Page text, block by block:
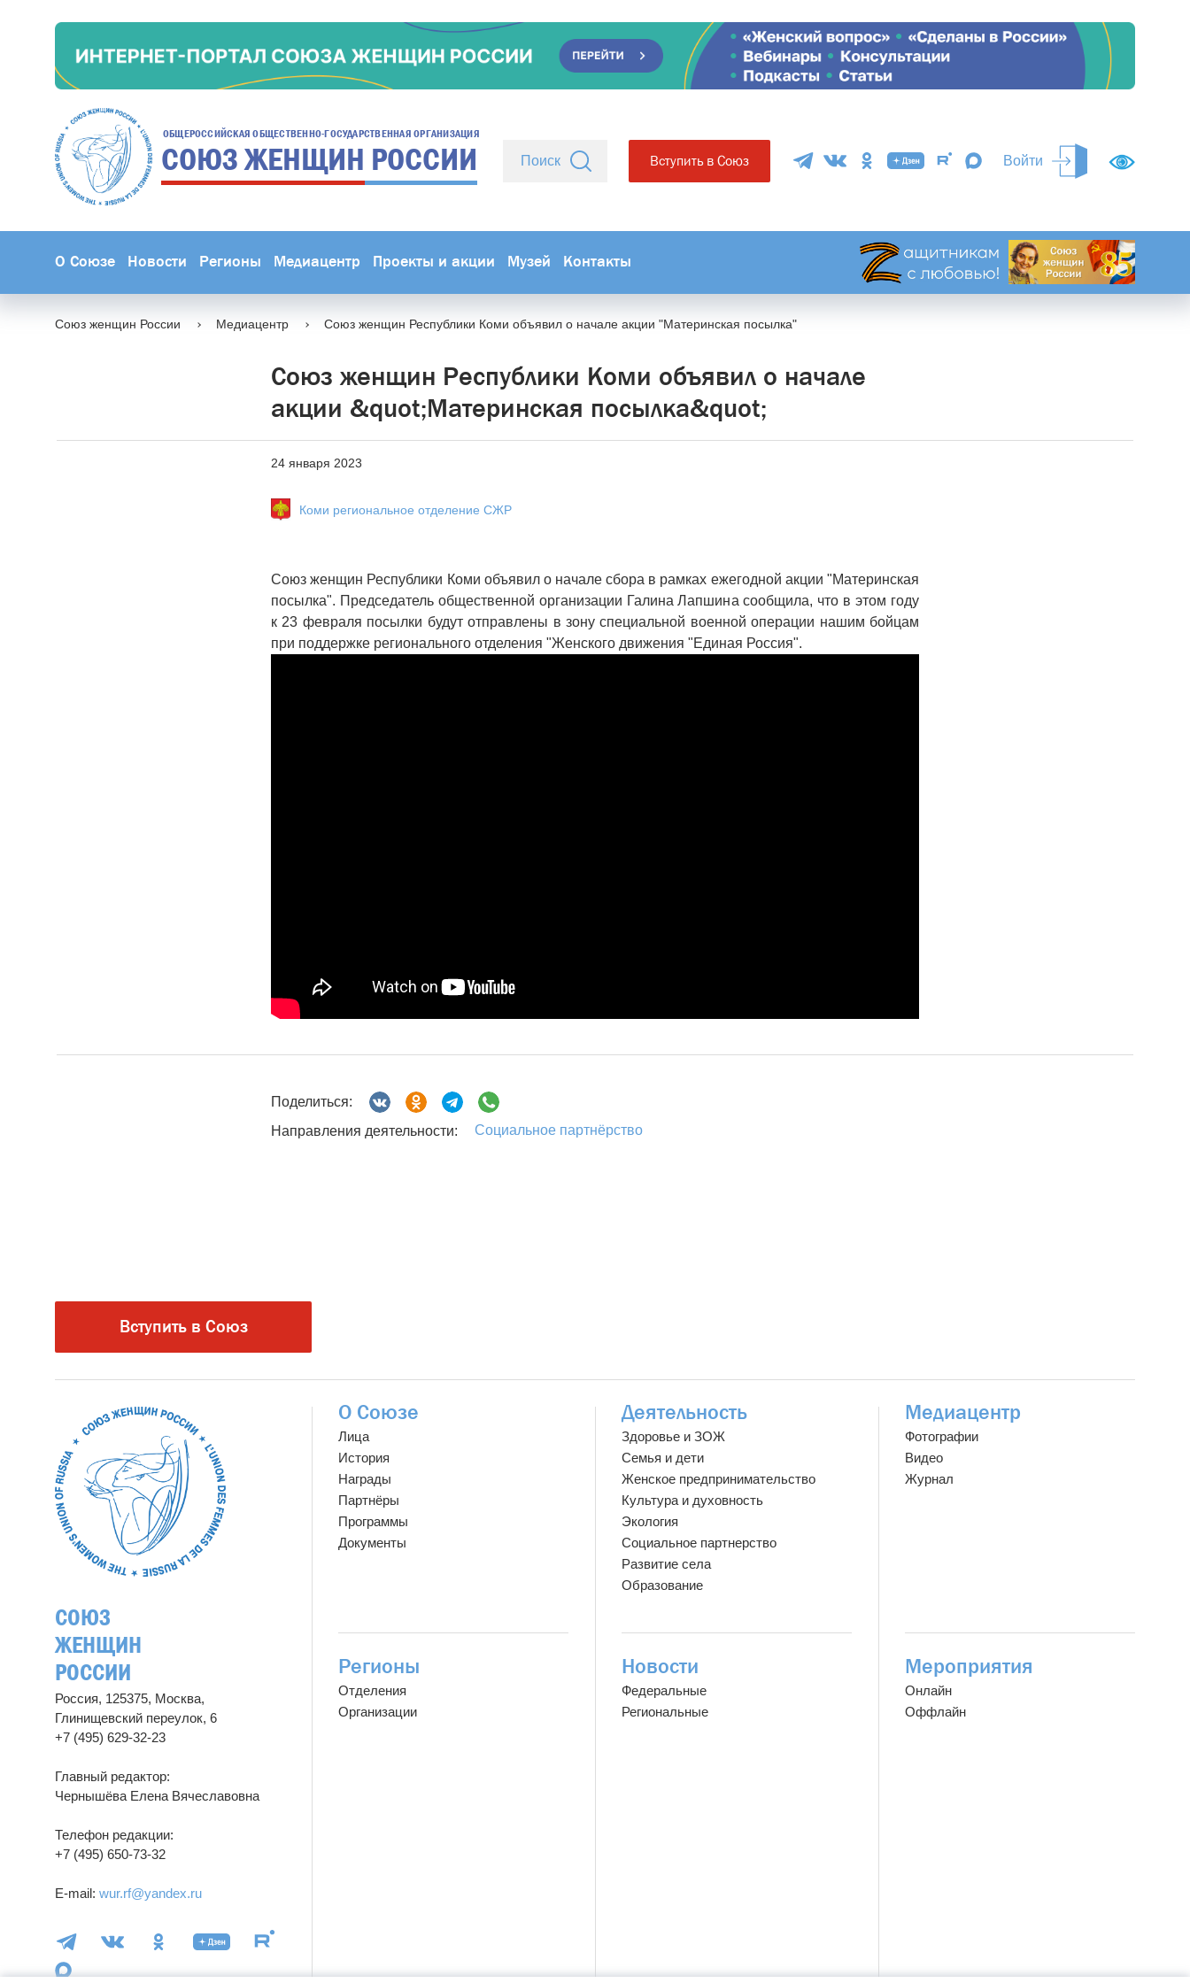
ОБЩЕРОССИЙСКАЯ ОБЩЕСТВЕННО-ГОСУДАРСТВЕННАЯ ОРГАНИЗАЦИЯ
СОЮЗ ЖЕНЩИН РОССИИ Вступить в Союз Войти
О Союзе Новости Регионы Медиацентр Проекты и акции Музей Контакты
Союз женщин России Медиацентр Союз женщин Республики Коми объявил о начале акции "Материнская посылка"
Союз женщин Республики Коми объявил о начале
акции &quot;Материнская посылка&quot;
24 января 2023
Коми региональное отделение СЖР
Союз женщин Республики Коми объявил о начале сбора в рамках ежегодной акции "Материнская
посылка". Председатель общественной организации Галина Лапшина сообщила, что в этом году
к 23 февраля посылки будут отправлены в зону специальной военной операции нашим бойцам
при поддержке регионального отделения "Женского движения "Единая Россия".
Поделиться:
Направления деятельности:
Социальное партнёрство
Вступить в Союз
О Союзе
Лица
История
Награды
Партнёры
Программы
Документы
Деятельность
Здоровье и ЗОЖ
Семья и дети
Женское предпринимательство
Культура и духовность
Экология
Социальное партнерство
Развитие села
Образование
Медиацентр
Фотографии
Видео
Журнал
Регионы
Отделения
Организации
Новости
Федеральные
Региональные
Мероприятия
Онлайн
Оффлайн
СОЮЗ
ЖЕНЩИН
РОССИИ
Россия, 125375, Москва,
Глинищевский переулок, 6
+7 (495) 629-32-23
Главный редактор:
Чернышёва Елена Вячеславовна
Телефон редакции:
+7 (495) 650-73-32
E-mail: wur.rf@yandex.ru